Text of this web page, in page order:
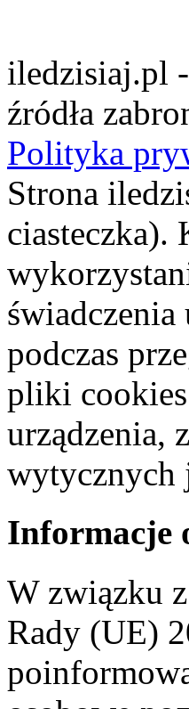
iledzisiaj.pl
źródła
Polityka
Strona
ciasteczka).
podczas
pliki
urządzenia,
wytycznych
Informacje
W związku
Rady (UE)